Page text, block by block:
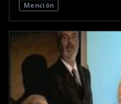
Mención